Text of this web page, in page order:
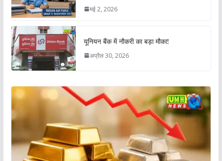
मई 2, 2026
यूनियन बैंक में नौकरी का बड़ा मौका!
अप्रैल 30, 2026